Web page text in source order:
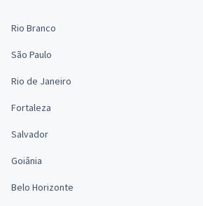
Rio Branco
São Paulo
Rio de Janeiro
Fortaleza
Salvador
Goiânia
Belo Horizonte